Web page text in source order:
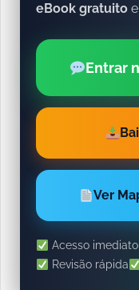
eBook gratuito
Entrar
Ver
Acesso imediato
Revisão rápida